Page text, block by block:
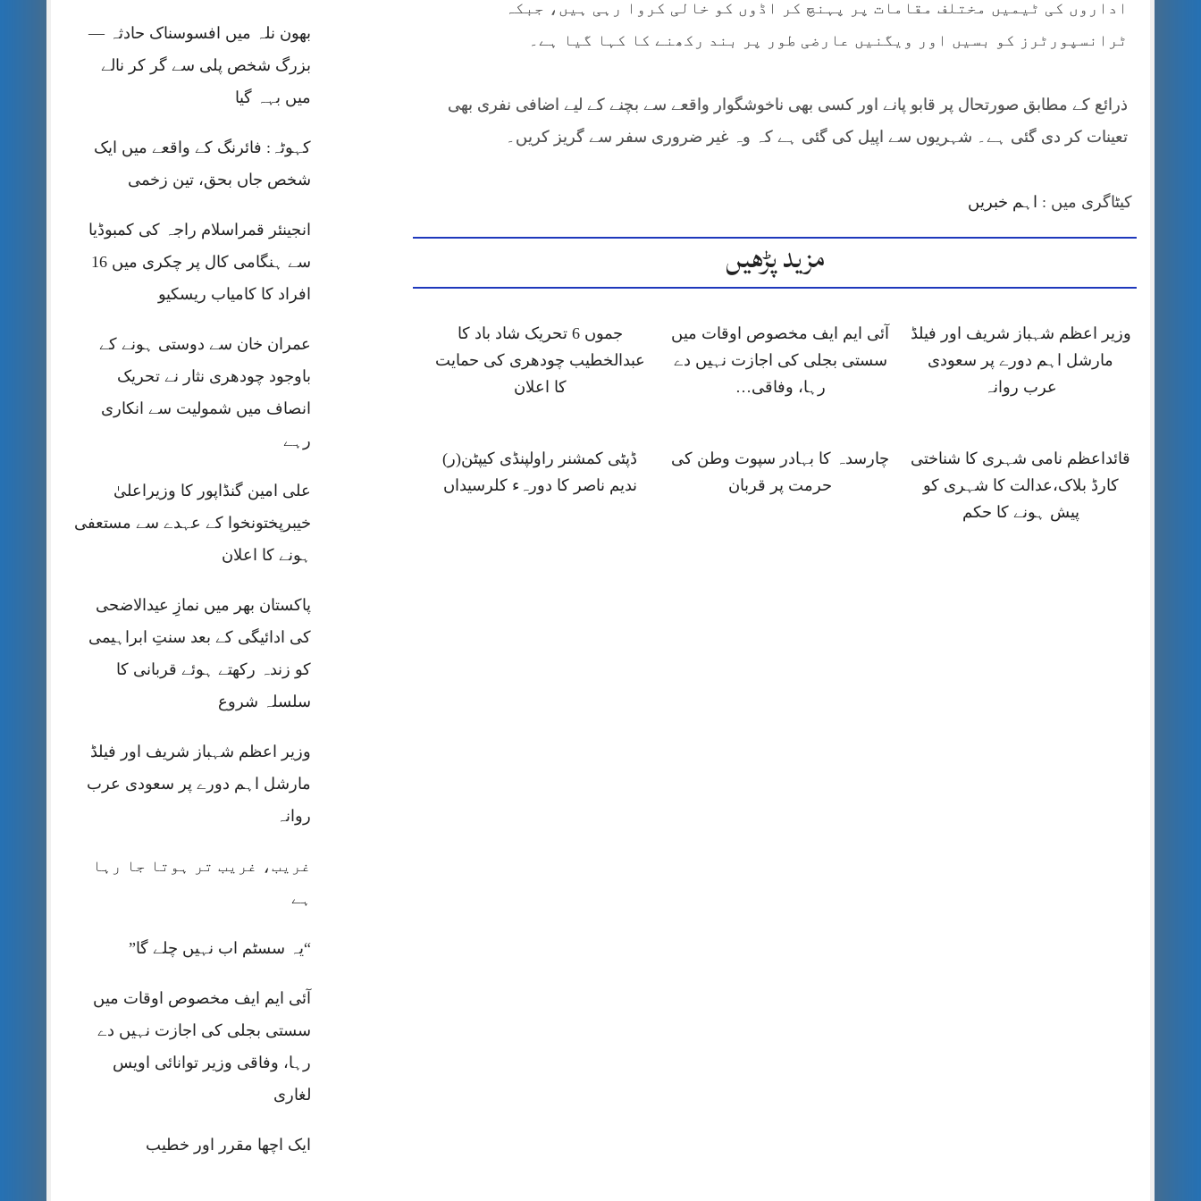
بھون نلہ میں افسوسناک حادثہ —
بزرگ شخص پلی سے گر کر نالے
میں بہہ گیا
کہوٹہ: فائرنگ کے واقعے میں ایک
شخص جاں بحق، تین زخمی
انجینئر قمراسلام راجہ کی کمبوڈیا
سے ہنگامی کال پر چکری میں 16
افراد کا کامیاب ریسکیو
عمران خان سے دوستی ہونے کے
باوجود چودھری نثار نے تحریک
انصاف میں شمولیت سے انکاری
رہے
علی امین گنڈاپور کا وزیراعلیٰ
خیبرپختونخوا کے عہدے سے مستعفی
ہونے کا اعلان
پاکستان بھر میں نمازِ عیدالاضحی
کی ادائیگی کے بعد سنتِ ابراہیمی
کو زندہ رکھتے ہوئے قربانی کا
سلسلہ شروع
وزیر اعظم شہباز شریف اور فیلڈ
مارشل اہم دورے پر سعودی عرب
روانہ
غریب، غریب تر ہوتا جا رہا
ہے
“یہ سسٹم اب نہیں چلے گا”
آئی ایم ایف مخصوص اوقات میں
سستی بجلی کی اجازت نہیں دے
رہا، وفاقی وزیر توانائی اویس
لغاری
ایک اچھا مقرر اور خطیب
اداروں کی ٹیمیں مختلف مقامات پر پہنچ کر اڈوں کو خالی کروا رہی ہیں، جبکہ
ٹرانسپورٹرز کو بسیں اور ویگنیں عارضی طور پر بند رکھنے کا کہا گیا ہے۔
ذرائع کے مطابق صورتحال پر قابو پانے اور کسی بھی ناخوشگوار واقعے سے بچنے کے لیے اضافی نفری بھی
تعینات کر دی گئی ہے۔ شہریوں سے اپیل کی گئی ہے کہ وہ غیر ضروری سفر سے گریز کریں۔
کیٹاگری میں : اہم خبریں
مزید پڑھیں
وزیر اعظم شہباز شریف اور فیلڈ
مارشل اہم دورے پر سعودی
عرب روانہ
آئی ایم ایف مخصوص اوقات میں
سستی بجلی کی اجازت نہیں دے
رہا، وفاقی…
جموں 6 تحریک شاد باد کا
عبدالخطیب چودھری کی حمایت
کا اعلان
قائداعظم نامی شہری کا شناختی
کارڈ بلاک،عدالت کا شہری کو
پیش ہونے کا حکم
چارسدہ کا بہادر سپوت وطن کی
حرمت پر قربان
ڈپٹی کمشنر راولپنڈی کیپٹن(ر)
ندیم ناصر کا دورہء کلرسیداں